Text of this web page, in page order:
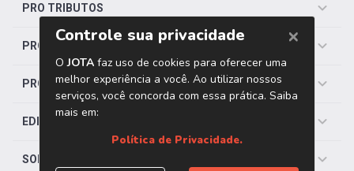
PRO TRIBUTOS
PRO TRABALHISTA
PRO SAÚDE
EDITORIAS
SOBRE O JOTA